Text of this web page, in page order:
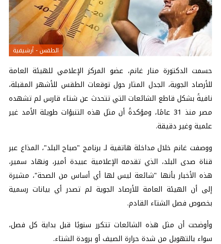
الطقس - أرشيفية
حسمت الدكتورة منار غانم، عضو المركز الإعلامي للهيئة العامة
للأرصاد الجوية، الجدل المثار حول توقعات الطقس للأشهر المقبلة،
نافيةً بشكل قاطع الشائعات التي تتحدث عن شتاء قارس لم تشهده
مصر منذ 31 عامًا، ومؤكدةً أن مثل هذه التنبؤات طويلة الأمد غير
علمية وغير دقيقة.
ووصفت غانم خلال مداخلة هاتفية لـ برنامج "صباح البلد"، المذاع عبر
قناة صدى البلد، الذي تقدمه الإعلامية عبيدة أمير، ونهاد سمير،
هذه الأخبار بأنها "شائعة ليس لها أي أساس من الصحة"، مشيرة
إلى أن الهيئة العامة للأرصاد الجوية لم تصدر أي بيانات رسمية
بخصوص فصل الشتاء القادم.
وأوضحت أن مثل هذه الشائعات تتكرر سنويًا قبل بداية كل فصل،
سواء بالتهويل من شدة حرارة الصيف أو برودة الشتاء.